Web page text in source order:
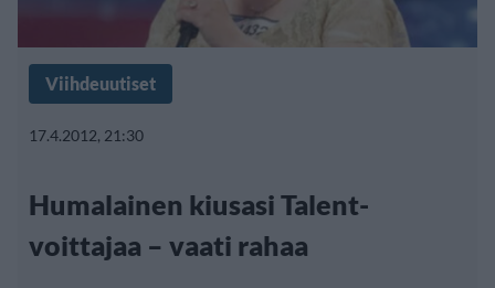
Viihdeuutiset
17.4.2012, 21:30
Humalainen kiusasi Talent-
voittajaa – vaati rahaa